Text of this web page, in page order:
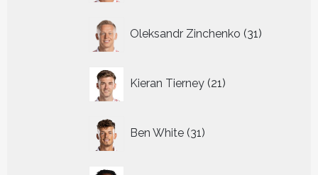
Oleksandr Zinchenko 31
producten
Kieran Tierney 21
producten
Ben White 31
producten